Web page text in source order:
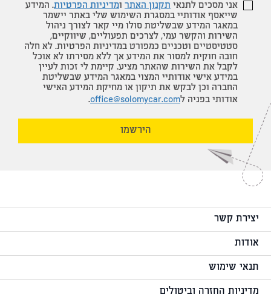
דואר שליחים
דואר שליחים
אני מסכים לתנאי תקנון האתר ומדיניות הפרטיות. המידע
שייאסף אודותיי במסגרת השימוש שלי באתר יישמר
במאגר המידע שבשליטת סולו מיי קאר לצורך ניהול
השירות והקשר עמי, לצרכים תפעוליים, שיווקיים,
סטטיסטיים וטכניים כמפורט במדיניות הפרטיות. לא חלה
חובה חוקית למסור את המידע אך ללא מסירתו לא אוכל
לקבל את השירות שהאתר מציע. קיימת לי זכות לעיין
במידע אישי אודותיי המצוי במאגר המידע שבשליטת
החברה וכן לבקש את תיקון או מחיקת המידע האישי
אודותי בפניה לoffice@solomycar.com
.
הירשמו
יצירת קשר
אודות
תנאי שימוש
מדיניות החזרה וביטולים